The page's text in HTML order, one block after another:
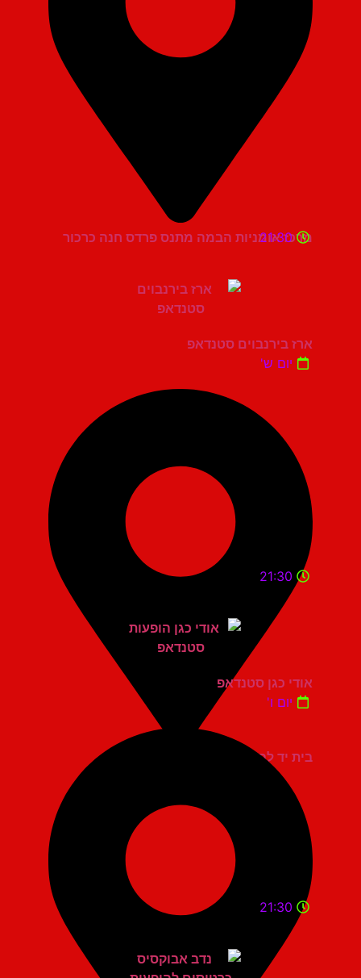
מרכז אומניות הבמה מתנס פרדס חנה כרכור
21:30
ארז בירנבוים סטנדאפ
יום ש'
בית יד לבנים אשדוד
21:30
אודי כגן סטנדאפ
יום ו'
21:30